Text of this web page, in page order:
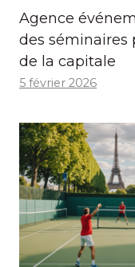
Agence
des séminaires
de la capitale
5 février 2026